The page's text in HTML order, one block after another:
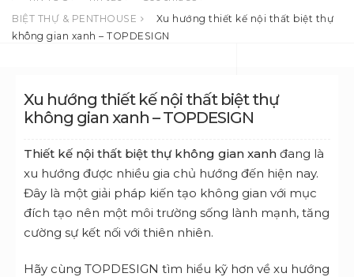
BIỆT THỰ & PENTHOUSE
Xu hướng thiết kế nội thất biệt thự
không gian xanh – TOPDESIGN
Xu hướng thiết kế nội thất biệt thự
không gian xanh – TOPDESIGN
Thiết kế nội thất biệt thự không gian xanh đang là
xu hướng được nhiều gia chủ hướng đến hiện nay.
Đây là một giải pháp kiến tạo không gian với mục
đích tạo nên một môi trường sống lành mạnh, tăng
cường sự kết nối với thiên nhiên.
Hãy cùng TOPDESIGN tìm hiểu kỹ hơn về xu hướng